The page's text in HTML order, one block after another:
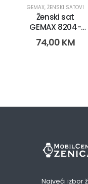
GEMAX, ŽENSKI SATOVI
Ženski sat
GEMAX 8204-
CR-DP (2587)
74,00 KM
Najveći izbor